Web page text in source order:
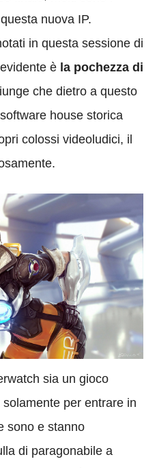
nuova IP.
in questa sessione di
è la pochezza di
che dietro a questo
house storica
colossi videoludici, il
sia un gioco
per entrare in
sono e stanno
di paragonabile a